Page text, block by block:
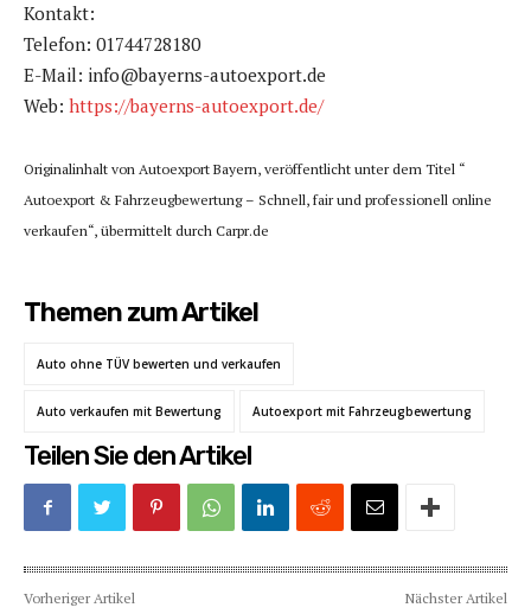
Kontakt:
Telefon: 01744728180
E-Mail: info@bayerns-autoexport.de
Web: https://bayerns-autoexport.de/
Originalinhalt von Autoexport Bayern, veröffentlicht unter dem Titel “
Autoexport & Fahrzeugbewertung – Schnell, fair und professionell online
verkaufen“, übermittelt durch Carpr.de
Themen zum Artikel
Auto ohne TÜV bewerten und verkaufen
Auto verkaufen mit Bewertung Autoexport mit Fahrzeugbewertung
Teilen Sie den Artikel
Vorheriger Artikel Nächster Artikel